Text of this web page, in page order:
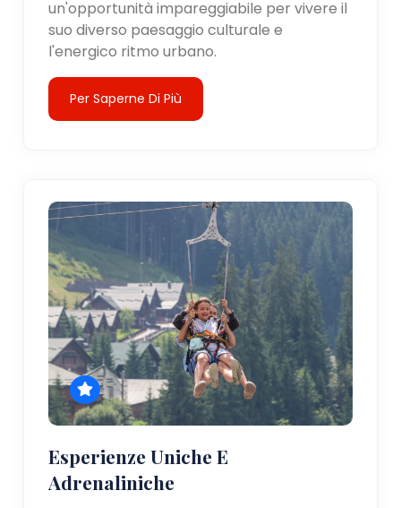
un'opportunità impareggiabile per vivere il
suo diverso paesaggio culturale e
l'energico ritmo urbano.
Per Saperne Di Più
Esperienze Uniche E
Adrenaliniche